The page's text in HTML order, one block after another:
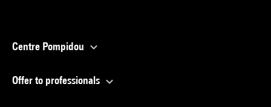
Centre Pompidou
Offer to professionals